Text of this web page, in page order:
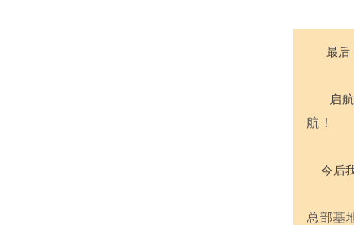
最后
启航
航！
今后
总部基